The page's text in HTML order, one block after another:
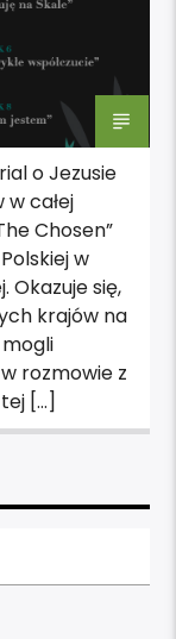
o Jezusie
całej
Chosen”
w
się,
krajów na
rozmowie z
[…]